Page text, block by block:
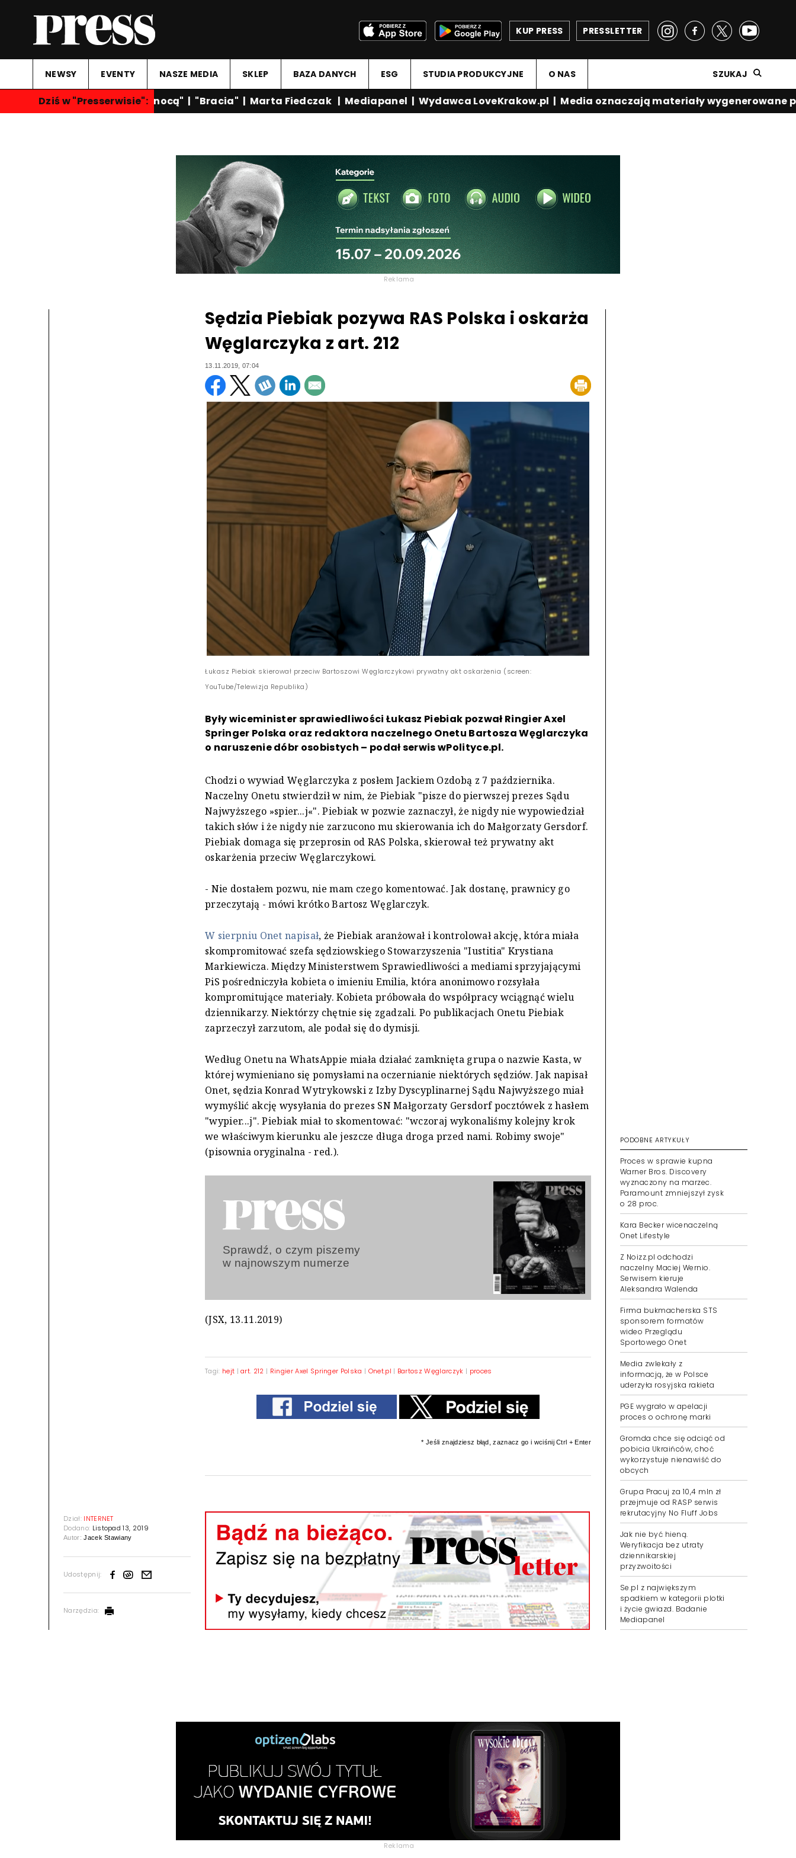
PRESSLETTER
KUP PRESS
NEWSY EVENTY NASZE MEDIA SKLEP BAZA DANYCH ESG STUDIA PRODUKCYJNE O NAS SZUKAJ
Dziś w "Presserwisie":
"Rozmowy nocą"|"Bracia" |Marta Fiedczak|Mediapanel|Wydawca LoveKrakow.pl|Media oznaczają materiały wygenerowane
Reklama
Dział: INTERNET
Dodano: Listopad 13, 2019
Autor:Jacek Stawiany
Udostępnij:
Narzędzia:
Sędzia Piebiak pozywa RAS Polska i oskarża
Węglarczyka z art. 212
13.11.2019, 07:04
Łukasz Piebiak skierował przeciw Bartoszowi Węglarczykowi prywatny akt oskarżenia (screen:
YouTube/Telewizja Republika)
Były wiceminister sprawiedliwości Łukasz Piebiak pozwał Ringier Axel
Springer Polska oraz redaktora naczelnego Onetu Bartosza Węglarczyka
o naruszenie dóbr osobistych – podał serwis wPolityce.pl.
Chodzi o wywiad Węglarczyka z posłem Jackiem Ozdobą z 7 października.
Naczelny Onetu stwierdził w nim, że Piebiak "pisze do pierwszej prezes Sądu
Najwyższego »spier...j«". Piebiak w pozwie zaznaczył, że nigdy nie wypowiedział
takich słów i że nigdy nie zarzucono mu skierowania ich do Małgorzaty Gersdorf.
Piebiak domaga się przeprosin od RAS Polska, skierował też prywatny akt
oskarżenia przeciw Węglarczykowi.
- Nie dostałem pozwu, nie mam czego komentować. Jak dostanę, prawnicy go
przeczytają - mówi krótko Bartosz Węglarczyk.
W sierpniu Onet napisał, że Piebiak aranżował i kontrolował akcję, która miała
skompromitować szefa sędziowskiego Stowarzyszenia "Iustitia" Krystiana
Markiewicza. Między Ministerstwem Sprawiedliwości a mediami sprzyjającymi
PiS pośredniczyła kobieta o imieniu Emilia, która anonimowo rozsyłała
kompromitujące materiały. Kobieta próbowała do współpracy wciągnąć wielu
dziennikarzy. Niektórzy chętnie się zgadzali. Po publikacjach Onetu Piebiak
zaprzeczył zarzutom, ale podał się do dymisji.
Według Onetu na WhatsAppie miała działać zamknięta grupa o nazwie Kasta, w
której wymieniano się pomysłami na oczernianie niektórych sędziów. Jak napisał
Onet, sędzia Konrad Wytrykowski z Izby Dyscyplinarnej Sądu Najwyższego miał
wymyślić akcję wysyłania do prezes SN Małgorzaty Gersdorf pocztówek z hasłem
"wypier...j". Piebiak miał to skomentować: "wczoraj wykonaliśmy kolejny krok
we właściwym kierunku ale jeszcze długa droga przed nami. Robimy swoje"
(pisownia oryginalna - red.).
Sprawdź, o czym piszemy
w najnowszym numerze
(JSX, 13.11.2019)
Tagi: hejt |art. 212 | Ringier Axel Springer Polska | Onet.pl | Bartosz Węglarczyk | proces
* Jeśli znajdziesz błąd, zaznacz go i wciśnij Ctrl + Enter
PODOBNE ARTYKUŁY
Proces w sprawie kupna
Warner Bros. Discovery
wyznaczony na marzec.
Paramount zmniejszył zysk
o 28 proc.
Kara Becker wicenaczelną
Onet Lifestyle
Z Noizz.pl odchodzi
naczelny Maciej Wernio.
Serwisem kieruje
Aleksandra Walenda
Firma bukmacherska STS
sponsorem formatów
wideo Przeglądu
Sportowego Onet
Media zwlekały z
informacją, że w Polsce
uderzyła rosyjska rakieta
PGE wygrało w apelacji
proces o ochronę marki
Gromda chce się odciąć od
pobicia Ukraińców, choć
wykorzystuje nienawiść do
obcych
Grupa Pracuj za 10,4 mln zł
przejmuje od RASP serwis
rekrutacyjny No Fluff Jobs
Jak nie być hieną.
Weryfikacja bez utraty
dziennikarskiej
przyzwoitości
Se.pl z największym
spadkiem w kategorii plotki
i życie gwiazd. Badanie
Mediapanel
Reklama